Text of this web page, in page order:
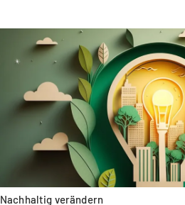
Nachhaltig verändern